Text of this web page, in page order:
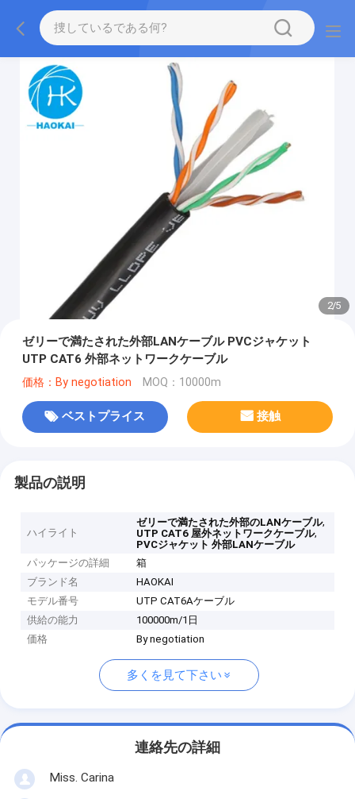
2/5
ゼリーで満たされた外部LANケーブル PVCジャケット
UTP CAT6 外部ネットワークケーブル
価格：By negotiation MOQ：10000m
ベストプライス 接触
製品の説明
ハイライト
ゼリーで満たされた外部のLANケーブル,
UTP CAT6 屋外ネットワークケーブル,
PVCジャケット 外部LANケーブル
パッケージの詳細
箱
ブランド名
HAOKAI
モデル番号
UTP CAT6Aケーブル
供給の能力
100000m/1日
価格
By negotiation
多くを見て下さい
連絡先の詳細
Miss. Carina